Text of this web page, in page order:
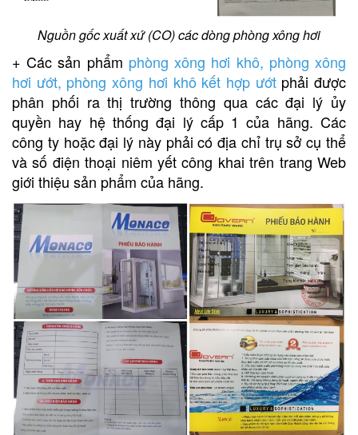
Nguồn gốc xuất xứ (CO) các dòng phòng xông hơi
+ Các sản phẩm phòng xông hơi khô, phòng xông
hơi ướt, phòng xông hơi khô kết hợp ướtphải được
phân phối ra thị trường thông qua các đại lý ủy
quyền hay hệ thống đại lý cấp 1 của hãng. Các
công ty hoặc đại lý này phải có địa chỉ trụ sở cụ thể
và số điện thoại niêm yết công khai trên trang Web
giới thiệu sản phẩm của hãng.